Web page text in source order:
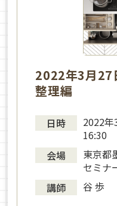
2022年3月27
整理編
日時
2022
16:30
会場
東京都
セミナ
講師
谷 歩